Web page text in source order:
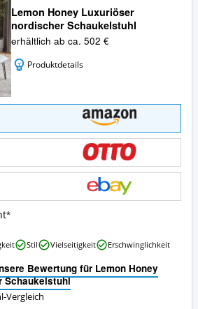
Lemon Honey Luxuriöser
nordischer Schaukelstuhl
erhältlich ab ca. 502 €
Produktdetails
Bewertung für Lemon Honey
Schaukelstuhl
Vergleich
Stil Vielseitigkeit Erschwinglichkeit